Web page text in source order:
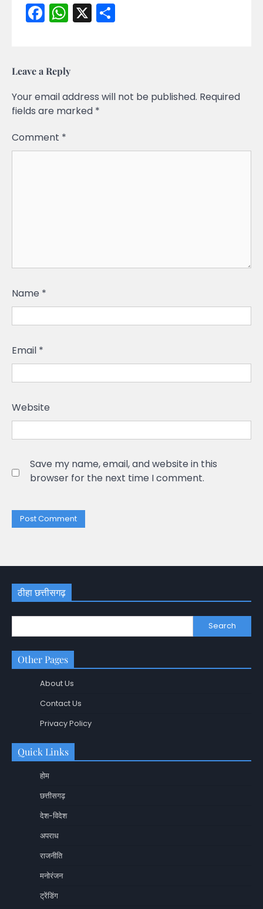
Facebook
WhatsApp
X
Leave a Reply
Your email address will not be published. Required
fields are marked *
Comment *
Name *
Email *
Website
Save my name, email, and website in this
browser for the next time I comment.
ठीहा छत्तीसगढ़
Search
Other Pages
About Us
Contact Us
Privacy Policy
Quick Links
होम
छत्तीसगढ़
देश-विदेश
अपराध
राजनीति
मनोरंजन
ट्रेंडिंग